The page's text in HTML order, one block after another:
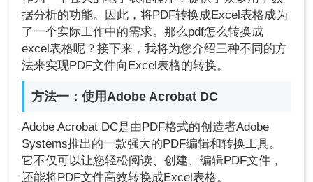
据分析的功能。因此，将PDF转换成Excel表格成为
了一个实际工作中的需求。那么pdf怎么转换成
excel表格呢？接下来，我将为您介绍三种不同的方
法来实现PDF文件向Excel表格的转换。
方法一：使用Adobe Acrobat DC
Adobe Acrobat DC是由PDF格式的创造者Adobe
Systems推出的一款强大的PDF编辑和转换工具。
它不仅可以让您轻松阅读、创建、编辑PDF文件，
还能将PDF文件高效转换成Excel表格。